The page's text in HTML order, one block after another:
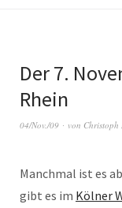
Der 7.
Rhein
04/Nov./09 von Christoph
Manchmal ist es
gibt es im Kölner